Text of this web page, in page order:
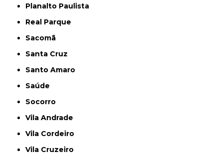
Planalto Paulista
Real Parque
Sacomã
Santa Cruz
Santo Amaro
Saúde
Socorro
Vila Andrade
Vila Cordeiro
Vila Cruzeiro